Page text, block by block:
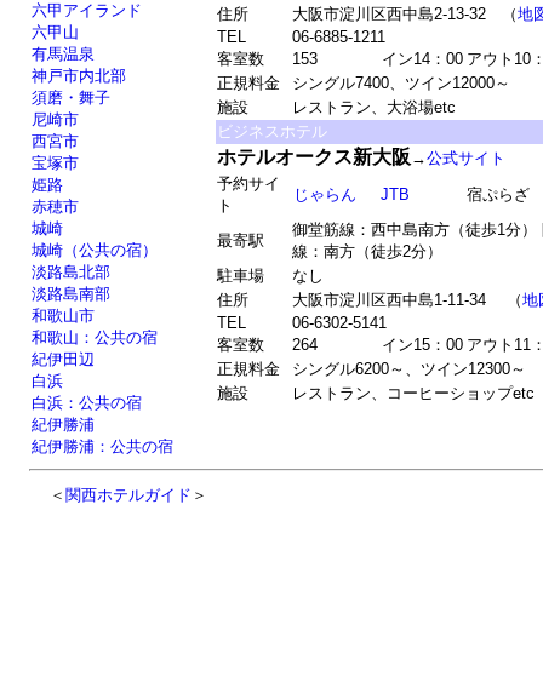
六甲アイランド
六甲山
有馬温泉
神戸市内北部
須磨・舞子
尼崎市
西宮市
宝塚市
姫路
赤穂市
城崎
城崎（公共の宿）
淡路島北部
淡路島南部
和歌山市
和歌山：公共の宿
紀伊田辺
白浜
白浜：公共の宿
紀伊勝浦
紀伊勝浦：公共の宿
住所
大阪市淀川区西中島2-13-32 （地
TEL
06-6885-1211
客室数
153 イン14：00 アウト10
正規料金
シングル7400、ツイン12000～
施設
レストラン、大浴場etc
ビジネスホテル
ホテルオークス新大阪 →公式サイト
予約サイ
ト
じゃらん JTB 宿ぷらざ
最寄駅
御堂筋線：西中島南方（徒歩1分）
線：南方（徒歩2分）
駐車場
なし
住所
大阪市淀川区西中島1-11-34 （地
TEL
06-6302-5141
客室数
264 イン15：00 アウト11
正規料金
シングル6200～、ツイン12300～
施設
レストラン、コーヒーショップ
＜ 関西ホテルガイド ＞